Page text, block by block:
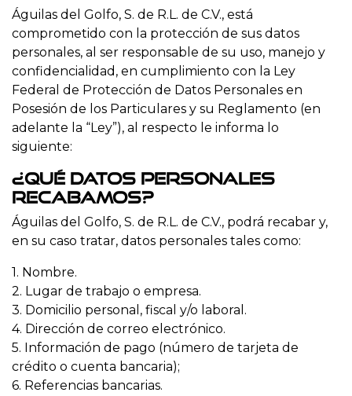
Águilas del Golfo, S. de R.L. de C.V., está
comprometido con la protección de sus datos
personales, al ser responsable de su uso, manejo y
confidencialidad, en cumplimiento con la Ley
Federal de Protección de Datos Personales en
Posesión de los Particulares y su Reglamento (en
adelante la “Ley”), al respecto le informa lo
siguiente:
¿Qué datos personales
recabamos?
Águilas del Golfo, S. de R.L. de C.V., podrá recabar y,
en su caso tratar, datos personales tales como:
1. Nombre.
2. Lugar de trabajo o empresa.
3. Domicilio personal, fiscal y/o laboral.
4. Dirección de correo electrónico.
5. Información de pago (número de tarjeta de
crédito o cuenta bancaria);
6. Referencias bancarias.